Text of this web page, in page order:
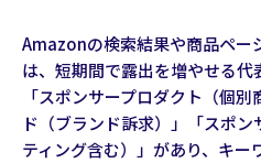
Amazonの検索結果や商品ペー
は、短期間で露出を増やせる
「スポンサープロダクト（個
ド（ブランド訴求）」「スポ
ティング含む）」があり、キー